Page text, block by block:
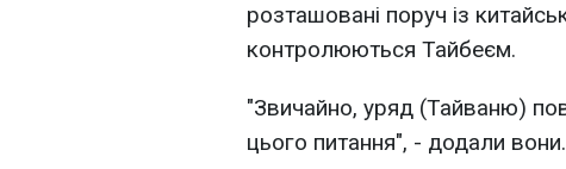
розташовані поруч із
контролюються Тайбеєм.
"Звичайно, уряд (Тайваню)
цього питання", - додали вони.